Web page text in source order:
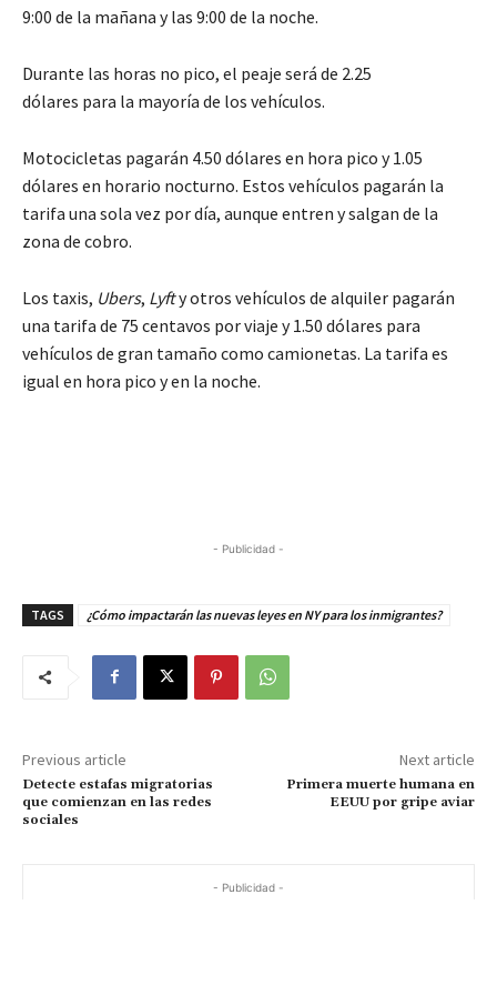
9:00 de la mañana y las 9:00 de la noche.
Durante las horas no pico, el peaje será de 2.25
dólares para la mayoría de los vehículos.
Motocicletas pagarán 4.50 dólares en hora pico y 1.05
dólares en horario nocturno. Estos vehículos pagarán la
tarifa una sola vez por día, aunque entren y salgan de la
zona de cobro.
Los taxis, Ubers, Lyfty otros vehículos de alquiler pagarán
una tarifa de 75 centavos por viaje y 1.50 dólares para
vehículos de gran tamaño como camionetas. La tarifa es
igual en hora pico y en la noche.
- Publicidad -
TAGS ¿Cómo impactarán las nuevas leyes en NY para los inmigrantes?
Previous article
Detecte estafas migratorias
que comienzan en las redes
sociales
Next article
Primera muerte humana en
EEUU por gripe aviar
- Publicidad -